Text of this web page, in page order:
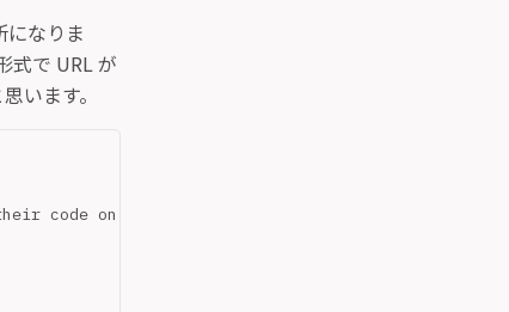
になりま
式で URL が
います。
code on GitHub."